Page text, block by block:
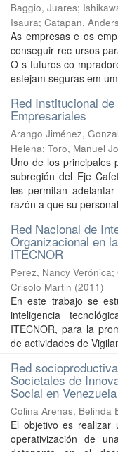
Baggio, Juares;
Isaura; Catapan,
As empresas e os
conseguir rec ursos
O s futuros co
estejam seguras em
Red Institucional
Empresariales
Arango Jiménez,
Helena; Toro, Manuel
Uno de los principales
subregión del Eje
les permitan
razón a que su
Red Nacional de
Organizacional en
ITECNOR
Perez, Nancy Verónica;
Crisolo Martin (2011)
En este trabajo se
inteligencia
ITECNOR, para la
de actividades de
Red
Societales de
Social en Venezuela
Colina Arenas, Belinda
El objetivo es realizar
operativización de